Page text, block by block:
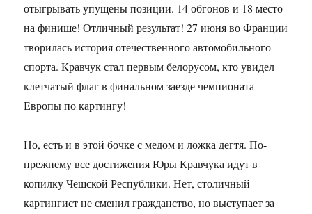
отыгрывать упущены позиции. 14 обгонов и 18 место
на финише! Отличный результат! 27 июня во Франции
творилась история отечественного автомобильного
спорта. Кравчук стал первым белорусом, кто увидел
клетчатый флаг в финальном заезде чемпионата
Европы по картингу!
Но, есть и в этой бочке с медом и ложка дегтя. По-
прежнему все достижения Юры Кравчука идут в
копилку Чешской Республики. Нет, столичный
картингист не сменил гражданство, но выступает за